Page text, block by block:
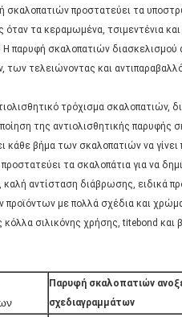
σκαλοπατιών προστατεύει τα
όταν τα κεραμωμένα, τσιμεντένια
Η παρυφή σκαλοπατιών
των τελειώνοντας και
τρόχισμα σκαλοπατιών,
της αντιολισθητικής παρυφής
κάθε βήμα των σκαλοπατιών να
προστατεύει τα σκαλοπάτια για να
καλή αντίσταση διάβρωσης, ειδικά
προϊόντων με πολλά σχέδια και
κόλλα σιλικόνης χρήσης, titebond και
Παρυφή σκαλοπατιών
σχεδιαγραμμάτων